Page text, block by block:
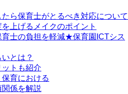
ら保育士がとるべき対応について
上げるメイクのポイント
育士の負担を軽減★保育園ICTシス
とは？
トも紹介
保育における
係を解説